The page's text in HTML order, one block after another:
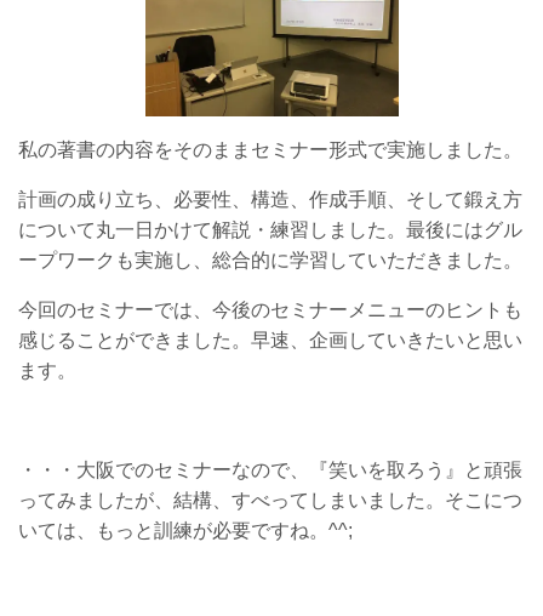
私の著書の内容をそのままセミナー形式で実施しました。
計画の成り立ち、必要性、構造、作成手順、そして鍛え方
について丸一日かけて解説・練習しました。最後にはグル
ープワークも実施し、総合的に学習していただきました。
今回のセミナーでは、今後のセミナーメニューのヒントも
感じることができました。早速、企画していきたいと思い
ます。
・・・大阪でのセミナーなので、『笑いを取ろう』と頑張
ってみましたが、結構、すべってしまいました。そこにつ
いては、もっと訓練が必要ですね。^^;